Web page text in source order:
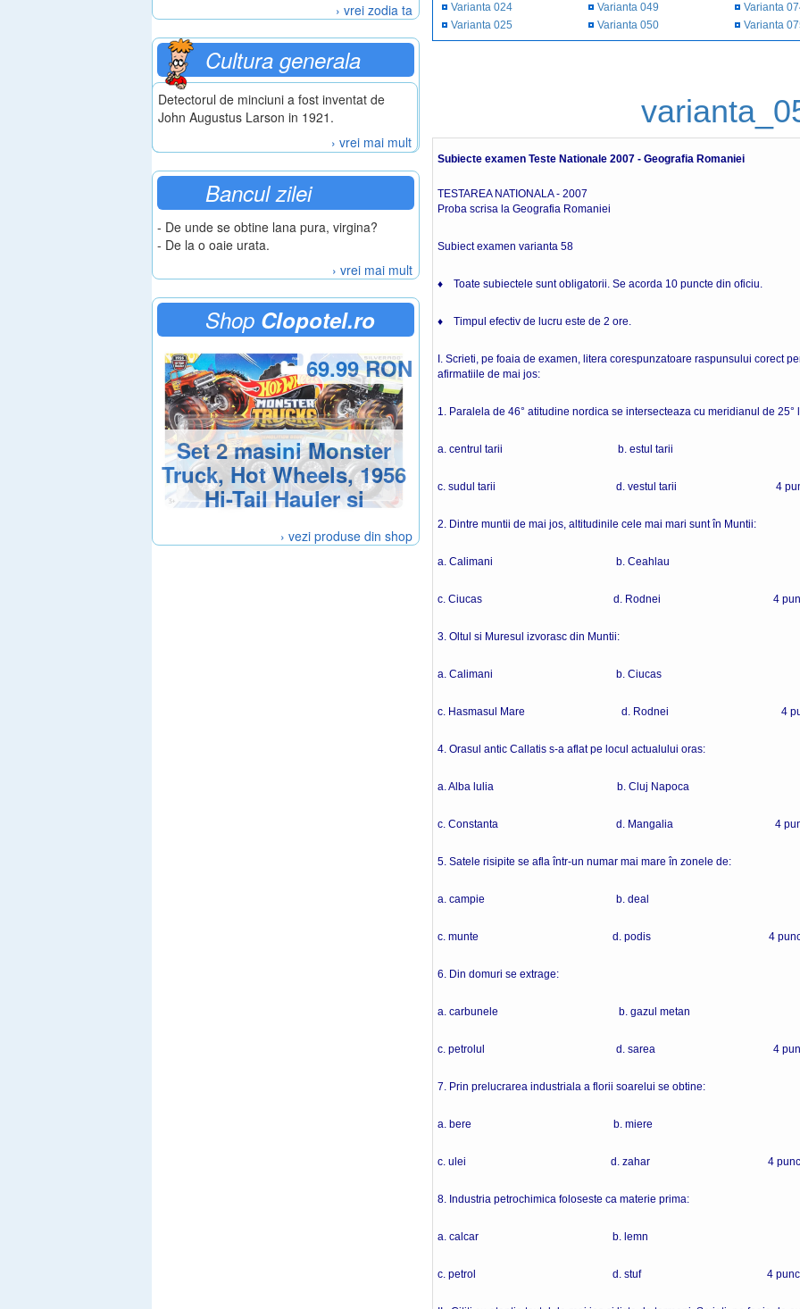
› vrei zodia ta
Cultura generala
Detectorul de minciuni a fost inventat de
John Augustus Larson in 1921.
› vrei mai mult
Bancul zilei
- De unde se obtine lana pura, virgina?
- De la o oaie urata.
› vrei mai mult
Shop Clopotel.ro
Set 2 masini Monster
Truck, Hot Wheels, 1956
Hi-Tail Hauler si
69.99 RON
› vezi produse din shop
Varianta 024
Varianta 025
Varianta 049
Varianta 050
Varianta
Varianta
Subiecte examen Teste Nationale 2007 - Geografia Romaniei
TESTAREA NATIONALA - 2007
Proba scrisa la Geografia Romaniei
Subiect examen varianta 58
♦ Toate subiectele sunt obligatorii. Se acorda 10 puncte din oficiu.
♦ Timpul efectiv de lucru este de 2 ore.
I. Scrieti, pe foaia de examen, litera corespunzatoare raspunsului corect
afirmatiile de mai jos:
1. Paralela de 46° atitudine nordica se intersecteaza cu meridianul de 25°
a. centrul tarii b. estul tarii
c. sudul tarii d. vestul tarii 4
2. Dintre muntii de mai jos, altitudinile cele mai mari sunt în Muntii:
a. Calimani b. Ceahlau
c. Ciucas d. Rodnei 4
3. Oltul si Muresul izvorasc din Muntii:
a. Calimani b. Ciucas
c. Hasmasul Mare d. Rodnei 4
4. Orasul antic Callatis s-a aflat pe locul actualului oras:
a. Alba lulia b. Cluj Napoca
c. Constanta d. Mangalia 4
5. Satele risipite se afla într-un numar mai mare în zonele de:
a. campie b. deal
c. munte d. podis 4
6. Din domuri se extrage:
a. carbunele b. gazul metan
c. petrolul d. sarea 4
7. Prin prelucrarea industriala a florii soarelui se obtine:
a. bere b. miere
c. ulei d. zahar 4
8. Industria petrochimica foloseste ca materie prima:
a. calcar b. lemn
c. petrol d. stuf 4